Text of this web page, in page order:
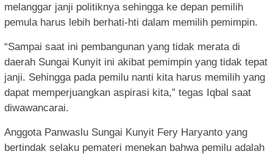
melanggar janji politiknya sehingga ke depan pemilih
pemula harus lebih berhati-hti dalam memilih pemimpin.
“Sampai saat ini pembangunan yang tidak merata di
daerah Sungai Kunyit ini akibat pemimpin yang tidak tepat
janji. Sehingga pada pemilu nanti kita harus memilih yang
dapat memperjuangkan aspirasi kita,” tegas Iqbal saat
diwawancarai.
Anggota Panwaslu Sungai Kunyit Fery Haryanto yang
bertindak selaku pemateri menekan bahwa pemilu adalah